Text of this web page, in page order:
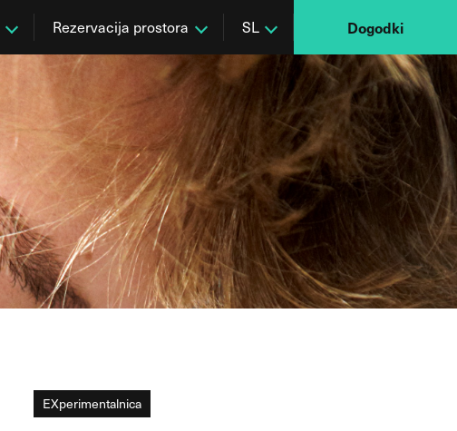
Rezervacija prostora SL Dogodki
EXperimentalnica